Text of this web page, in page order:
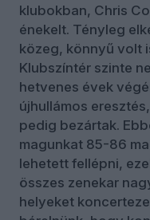
klubokban, Chris
énekelt. Tényleg
közeg, könnyű volt
Klubszíntér szinte
hetvenes évek
újhullámos
pedig bezártak.
magunkat 85-86
lehetett fellépni,
összes zenekar
helyeket